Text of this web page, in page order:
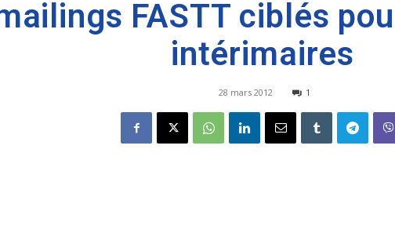
FASTT ciblés
intérimaires
28 mars 2012 1